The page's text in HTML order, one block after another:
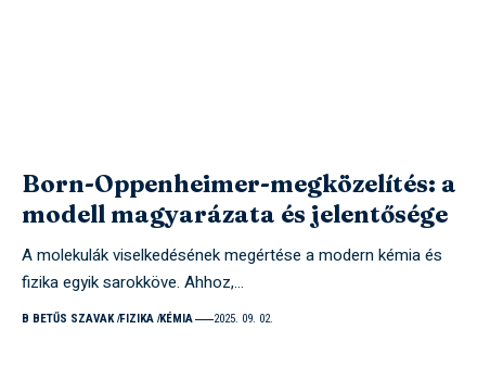
Born-Oppenheimer-megközelítés: a
modell magyarázata és jelentősége
A molekulák viselkedésének megértése a modern kémia és
fizika egyik sarokköve. Ahhoz,…
B BETŰS SZAVAK FIZIKA KÉMIA 2025. 09. 02.